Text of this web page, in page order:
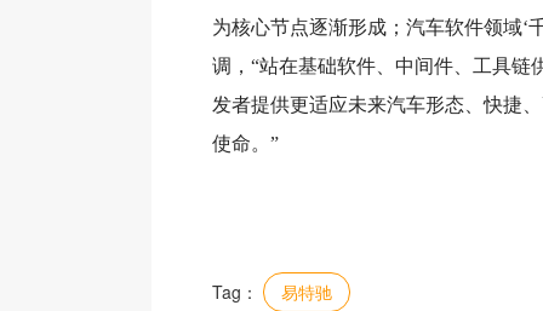
为核心节点逐渐形成；汽车软件领域‘
调，“站在基础软件、中间件、工具
发者提供更适应未来汽车形态、快捷
使命。”
Tag： 易特驰